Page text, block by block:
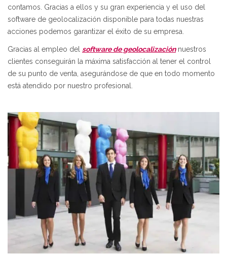
contamos. Gracias a ellos y su gran experiencia y el uso del
software de geolocalización disponible para todas nuestras
acciones podemos garantizar el éxito de su empresa.
Gracias al empleo del software de geolocalizaciónnuestros
clientes conseguirán la máxima satisfacción al tener el control
de su punto de venta, asegurándose de que en todo momento
está atendido por nuestro profesional.